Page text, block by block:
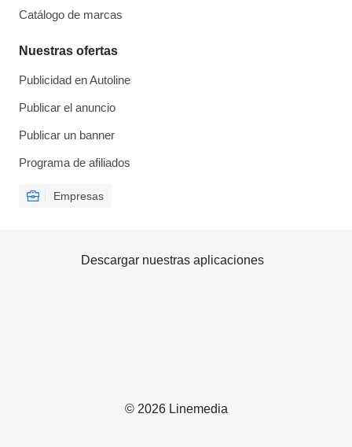
Catálogo de marcas
Nuestras ofertas
Publicidad en Autoline
Publicar el anuncio
Publicar un banner
Programa de afiliados
Empresas
© 2026 Linemedia
Descargar nuestras aplicaciones